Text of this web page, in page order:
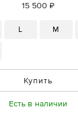
15 500 ₽
L M
Купить
Есть в наличии